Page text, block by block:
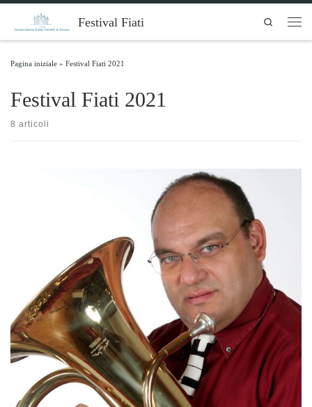
Skip to content Festival Fiati
Search
Pagina iniziale » Festival Fiati 2021
Festival Fiati 2021
8 articoli